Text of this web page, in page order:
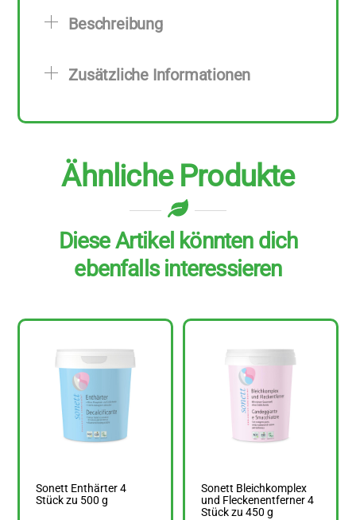
Menge
Beschreibung
Zusätzliche Informationen
Ähnliche Produkte
Diese Artikel könnten dich
ebenfalls interessieren
Sonett Enthärter 4
Stück zu 500 g
Sonett Bleichkomplex
und Fleckenentferner 4
Stück zu 450 g